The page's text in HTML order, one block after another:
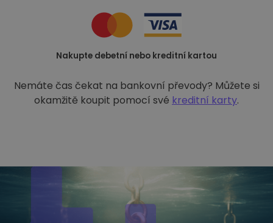
Nakupte debetní nebo kreditní kartou
Nemáte čas čekat na bankovní převody? Můžete si
okamžitě koupit pomocí své kreditní karty.